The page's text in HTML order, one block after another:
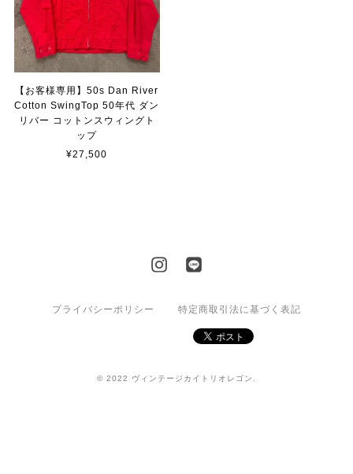
【お客様専用】50s Dan River
Cotton SwingTop 50年代 ダン
リバー コットンスウィングト
ップ
¥27,500
プライバシーポリシー 特定商取引法に基づく表記
© 2022 ヴィンテージカイトリオレゴン.